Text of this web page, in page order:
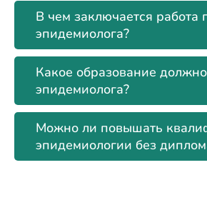
В чем заключается работа
эпидемиолога?
Какое образование
эпидемиолога?
Можно ли повышать
эпидемиологии без